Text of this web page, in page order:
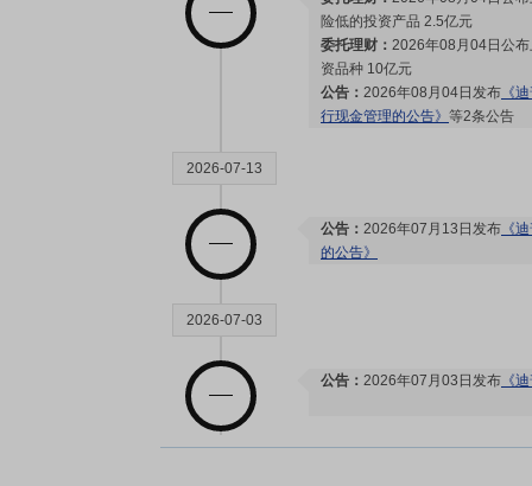
险低的投资产品 2.5亿元
委托理财： 2026年08月04日公
资品种 10亿元
公告： 2026年08月04日发布 《
行现金管理的公告》 等2条公告
2026-07-13
公告： 2026年07月13日发布 《
的公告》
2026-07-03
公告： 2026年07月03日发布 《